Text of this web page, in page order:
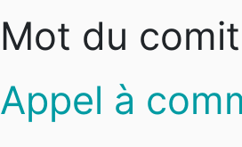
Mot du
Appel à